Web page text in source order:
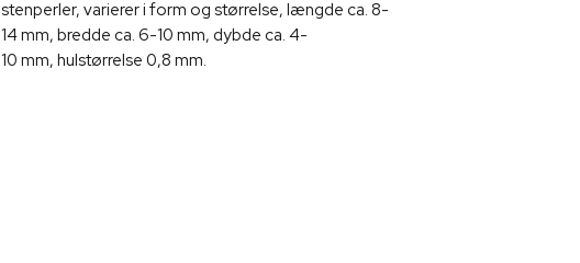
stenperler, varierer i form og størrelse, længde ca. 8-
14 mm, bredde ca. 6-10 mm, dybde ca. 4-
10 mm, hulstørrelse 0,8 mm.